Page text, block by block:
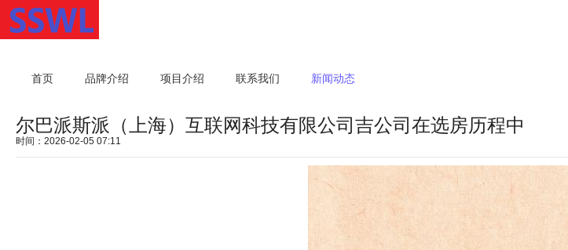
首页 品牌介绍 项目介绍 联系我们 新闻动态
尔巴派斯派（上海）互联网科技有限公司吉公司在选房历程中
时间：2026-02-05 07:11